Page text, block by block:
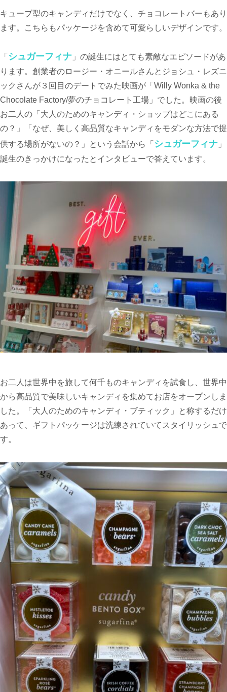
キューブ型のキャンディだけでなく、チョコレートバーもあり
ます。こちらもパッケージを含めて可愛らしいデザインです。
「 シュガーフィナ 」の誕生にはとても素敵なエピソードがあ
ります。創業者のロージー・オニールさんとジョシュ・レズニ
ックさんが３回目のデートでみた映画が「Willy Wonka & the
Chocolate Factory/夢のチョコレート工場」でした。映画の後
お二人の「大人のためのキャンディ・ショップはどこにある
の？」「なぜ、美しく高品質なキャンディをモダンな方法で提
供する場所がないの？」という会話から「 シュガーフィナ 」
誕生のきっかけになったとインタビューで答えています。
お二人は世界中を旅して何千ものキャンディを試食し、世界中
から高品質で美味しいキャンディを集めてお店をオープンしま
した。「大人のためのキャンディ・ブティック」と称するだけ
あって、ギフトパッケージは洗練されていてスタイリッシュで
す。